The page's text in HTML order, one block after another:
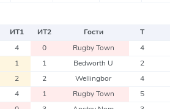
ИТ1 ИТ2 Гости Т
4 0 Rugby Town 4
1 1 Bedworth U 2
2 2 Wellingbor 4
4 1 Rugby Town 5